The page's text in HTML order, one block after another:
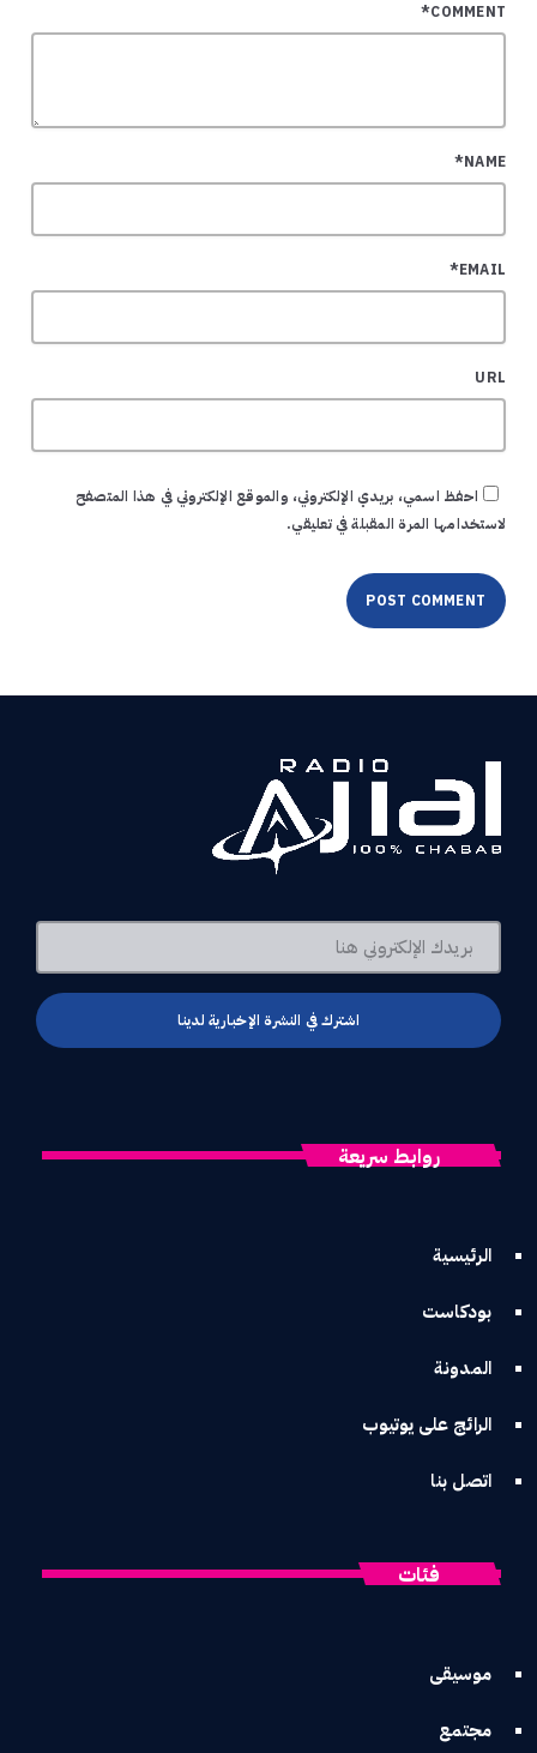
COMMENT*
NAME*
EMAIL*
URL
احفظ اسمي، بريدي الإلكتروني، والموقع الإلكتروني في هذا المتصفح
لاستخدامها المرة المقبلة في تعليقي.
روابط سريعة
الرئيسية
بودكاست
المدونة
الرائج على يوتيوب
اتصل بنا
فئات
موسيقى
مجتمع